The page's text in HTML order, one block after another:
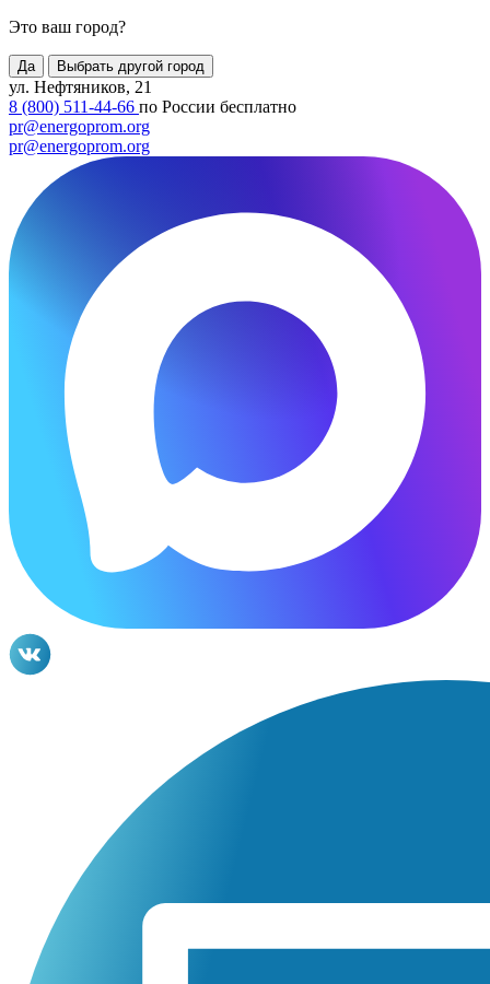
Это ваш город?
Да Выбрать другой город
ул. Нефтяников, 21
8 (800) 511-44-66 по России бесплатно
pr@energoprom.org
pr@energoprom.org